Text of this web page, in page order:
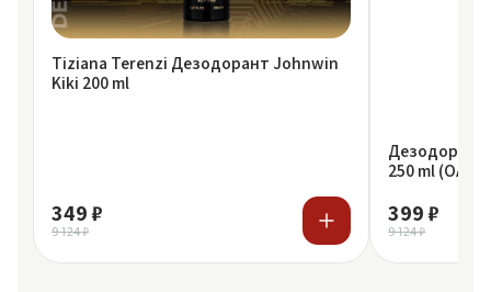
Tiziana Terenzi Дезодорант Johnwin
Kiki 200 ml
349 ₽
9 124 ₽
Дезодорант
250 ml (ОАЭ)
399 ₽
9 124 ₽